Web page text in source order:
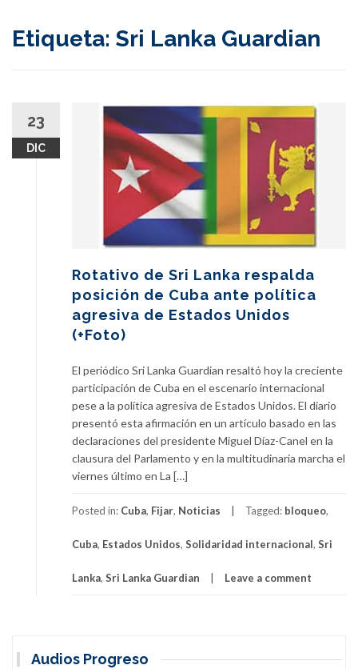
Etiqueta: Sri Lanka Guardian
23
DIC
Rotativo de Sri Lanka respalda
posición de Cuba ante política
agresiva de Estados Unidos
(+Foto)
El periódico Sri Lanka Guardian resaltó hoy la creciente
participación de Cuba en el escenario internacional
pese a la política agresiva de Estados Unidos. El diario
presentó esta afirmación en un artículo basado en las
declaraciones del presidente Miguel Díaz-Canel en la
clausura del Parlamento y en la multitudinaria marcha el
viernes último en La […]
Posted in: Cuba, Fijar, Noticias Tagged: bloqueo,
Cuba, Estados Unidos, Solidaridad internacional, Sri
Lanka, Sri Lanka Guardian Leave a comment
Audios Progreso